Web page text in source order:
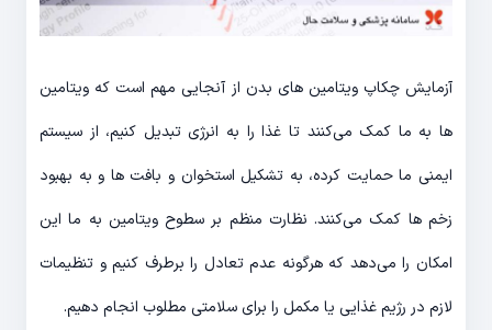
آزمایش چکاپ ویتامین‌ های بدن از آنجایی مهم است که ویتامین
ها به ما کمک می‌کنند تا غذا را به انرژی تبدیل کنیم، از سیستم
ایمنی ما حمایت کرده، به تشکیل استخوان و بافت ها و به بهبود
زخم ها کمک می‌کنند. نظارت منظم بر سطوح ویتامین به ما این
امکان را می‌دهد که هرگونه عدم تعادل را برطرف کنیم و تنظیمات
لازم در رژیم غذایی یا مکمل را برای سلامتی مطلوب انجام دهیم.